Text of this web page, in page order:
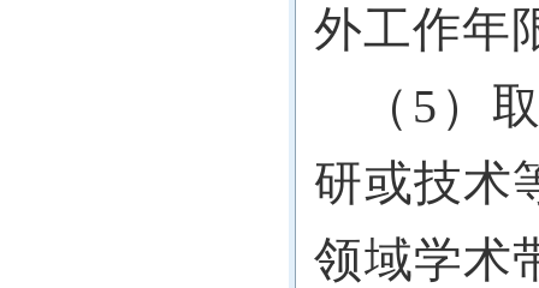
外工作年
（5）
研或技术
领域学术